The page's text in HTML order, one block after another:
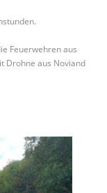
Feuerwehren aus
Drohne aus Noviand